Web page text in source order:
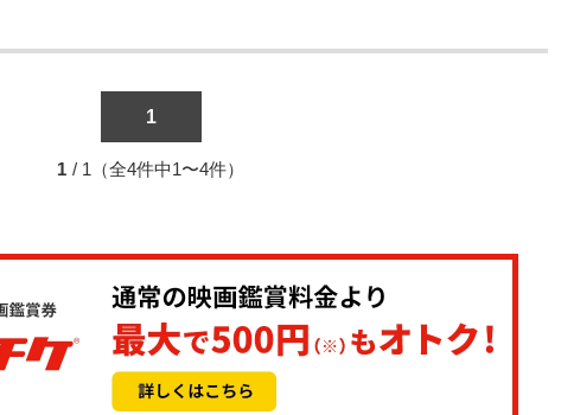
1
1 / 1（全4件中1〜4件）